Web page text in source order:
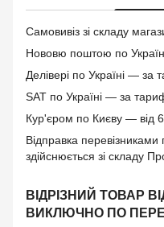
Самовивіз зі складу
Нововю поштою по
Делівері по Україні — за
SAT по Україні — за
Кур'єром по Києву — від
Відправка
здійснюється зі складу
ВІДРІЗНИЙ ТОВАР
ВИКЛЮЧНО ПО